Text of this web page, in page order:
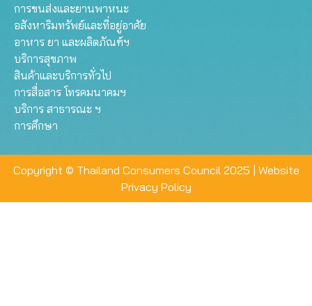
การขนส่งและยานพาหนะ
อสังหาริมทรัพย์และที่อยู่อาศัย
อาหาร ยา และผลิตภัณฑ์ฯ
บริการสุขภาพ
สินค้าและบริการทั่วไป
การสื่อสาร โทรคมนาคมฯ
บริการ สาธารณะ ฯ
การศึกษา
Copyright © Thailand Consumers Council 2025 | Website
Privacy Policy